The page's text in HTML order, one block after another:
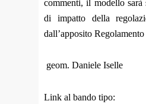
commenti, il modello sarà
di impatto della
dall’apposito
geom. Daniele Iselle
Link al bando tipo: